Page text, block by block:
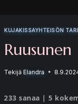
KUJAKISSAYHTEISÖN
Ruusunen
Tekijä Elandra
233 sanaa | 5